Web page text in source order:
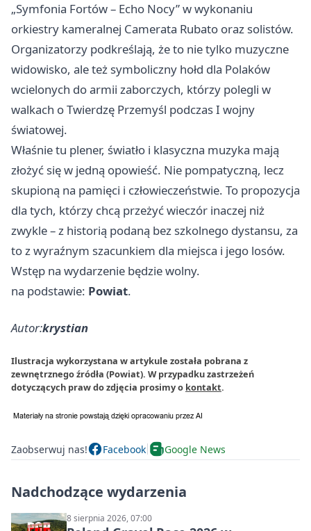
„Symfonia Fortów – Echo Nocy” w wykonaniu
orkiestry kameralnej Camerata Rubato oraz solistów.
Organizatorzy podkreślają, że to nie tylko muzyczne
widowisko, ale też symboliczny hołd dla Polaków
wcielonych do armii zaborczych, którzy polegli w
walkach o Twierdzę Przemyśl podczas I wojny
światowej.
Właśnie tu plener, światło i klasyczna muzyka mają
złożyć się w jedną opowieść. Nie pompatyczną, lecz
skupioną na pamięci i człowieczeństwie. To propozycja
dla tych, którzy chcą przeżyć wieczór inaczej niż
zwykle – z historią podaną bez szkolnego dystansu, za
to z wyraźnym szacunkiem dla miejsca i jego losów.
Wstęp na wydarzenie będzie wolny.
na podstawie: Powiat.
Autor:krystian
Ilustracja wykorzystana w artykule została pobrana z
zewnętrznego źródła (Powiat). W przypadku zastrzeżeń
dotyczących praw do zdjęcia prosimy o kontakt.
Zaobserwuj nas! Facebook Google News
Nadchodzące wydarzenia
8 sierpnia 2026, 07:00